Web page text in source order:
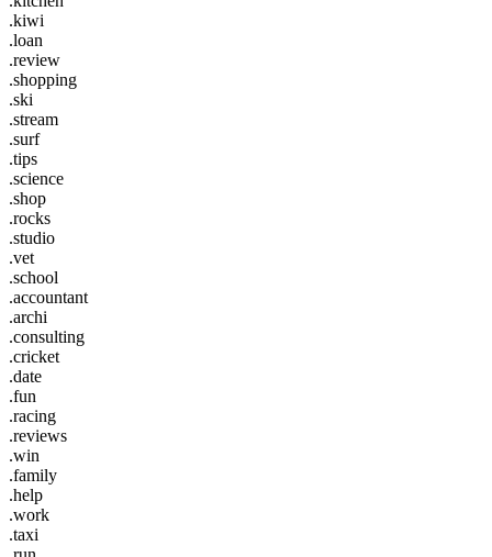
.kiwi
.loan
.review
.shopping
.ski
.stream
.surf
.tips
.science
.shop
.rocks
.studio
.vet
.school
.accountant
.archi
.consulting
.cricket
.date
.fun
.racing
.reviews
.win
.family
.help
.work
.taxi